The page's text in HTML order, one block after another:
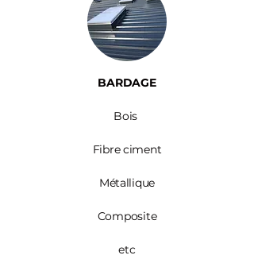
BARDAGE​
Bois ​
Fibre ciment
Métallique
Composite
etc